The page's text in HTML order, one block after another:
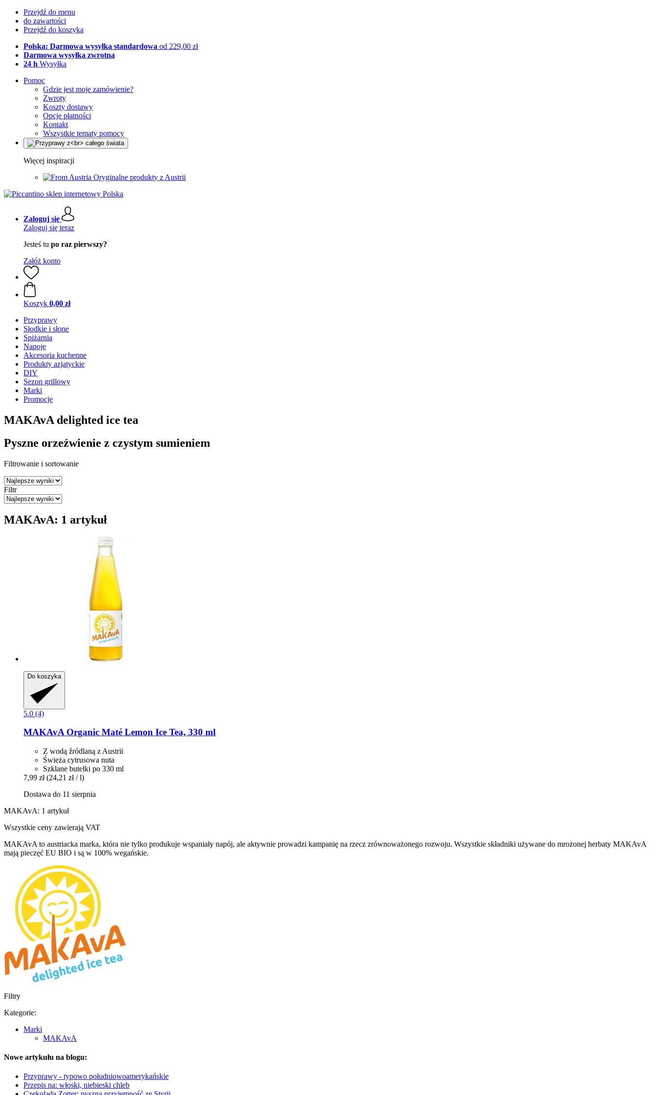
Przejdź do menu
do zawartości
Przejdź do koszyka
Polska: Darmowa wysyłka standardowa od 229,00 zł
Darmowa wysyłka zwrotna
24 h Wysyłka
Pomoc
Gdzie jest moje zamówienie?
Zwroty
Koszty dostawy
Opcje płatności
Kontakt
Wszystkie tematy pomocy
Więcej inspiracji
Oryginalne produkty z Austrii
Zaloguj się
Zaloguj się teraz
Jesteś tu po raz pierwszy?
Załóż konto
Koszyk 0,00 zł
Przyprawy
Słodkie i słone
Spiżarnia
Napoje
Akcesoria kuchenne
Produkty azjatyckie
DIY
Sezon grillowy
Marki
Promocje
MAKAvA delighted ice tea
Pyszne orzeźwienie z czystym sumieniem
Filtrowanie i sortowanie
Filtr
MAKAvA: 1 artykuł
Do koszyka
5.0 (4)
MAKAvAOrganic Maté Lemon Ice Tea, 330 ml
Z wodą źródlaną z Austrii
Świeża cytrusowa nuta
Szklane butelki po 330 ml
7,99 zł (24,21 zł / l)
Dostawa do 11 sierpnia
MAKAvA: 1 artykuł
Wszystkie ceny zawierają VAT
MAKAvA to austriacka marka, która nie tylko produkuje wspaniały napój, ale aktywnie prowadzi kampanię na rzecz zrównoważonego rozwoju. Wszystkie składniki używane do mrożonej herbaty MAKAvA
mają pieczęć EU BIO i są w 100% wegańskie.
Filtry
Kategorie:
Marki
MAKAvA
Nowe artykułu na blogu:
Przyprawy - typowo południowoamerykańskie
Przepis na: włoski, niebieski chleb